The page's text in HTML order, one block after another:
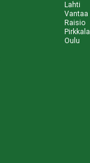
Lahti
Vantaa
Raisio
Pirkkala
Oulu